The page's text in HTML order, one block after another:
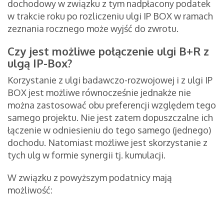
dochodowy w związku z tym nadpłacony podatek
w trakcie roku po rozliczeniu ulgi IP BOX w ramach
zeznania rocznego może wyjść do zwrotu.
Czy jest możliwe połączenie ulgi B+R z
ulgą IP-Box?
Korzystanie z ulgi badawczo-rozwojowej i z ulgi IP
BOX jest możliwe równocześnie jednakże nie
można zastosować obu preferencji względem tego
samego projektu. Nie jest zatem dopuszczalne ich
łączenie w odniesieniu do tego samego (jednego)
dochodu. Natomiast możliwe jest skorzystanie z
tych ulg w formie synergii tj. kumulacji.
W związku z powyższym podatnicy mają
możliwość: